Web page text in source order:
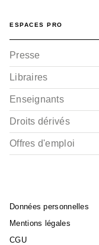
ESPACES PRO
Presse
Libraires
Enseignants
Droits dérivés
Offres d'emploi
Données personnelles
Mentions légales
CGU